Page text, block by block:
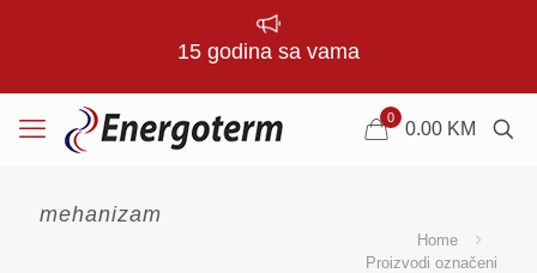
15 godina sa vama
0
0.00 KM
mehanizam
Home
Proizvodi označeni